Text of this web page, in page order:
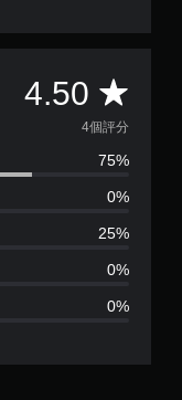
4.50 平
均
評
分
4
5
4個評分
75%
0%
25%
0%
0%